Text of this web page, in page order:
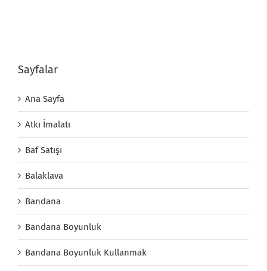
Sayfalar
Ana Sayfa
Atkı İmalatı
Baf Satışı
Balaklava
Bandana
Bandana Boyunluk
Bandana Boyunluk Kullanmak